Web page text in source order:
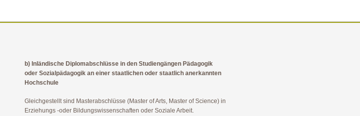
b) Inländische Diplomabschlüsse in den Studiengängen Pädagogik
oder Sozialpädagogik an einer staatlichen oder staatlich anerkannten
Hochschule
Gleichgestellt sind Masterabschlüsse (Master of Arts, Master of Science) in
Erziehungs -oder Bildungswissenschaften oder Soziale Arbeit.